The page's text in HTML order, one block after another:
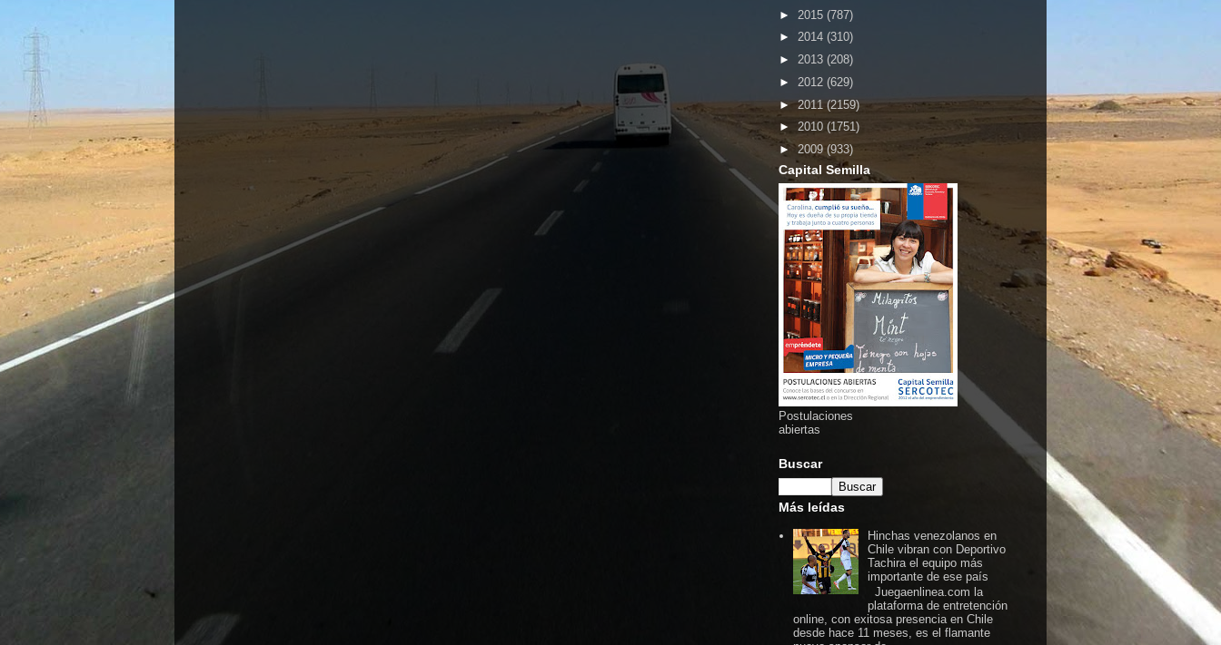
► 2015 (787)
► 2014 (310)
► 2013 (208)
► 2012 (629)
►2011(2159)
► 2010 (1751)
►2009 (933)
Capital Semilla
Postulaciones
abiertas
Buscar
Más leídas
Hinchas venezolanos en
Chile vibran con Deportivo
Tachira el equipo más
importante de ese país
Juegaenlinea.com la
plataforma de entretención
online, con exitosa presencia en Chile
desde hace 11 meses, es el flamante